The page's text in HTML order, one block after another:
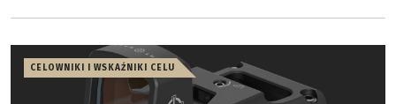
CELOWNIKI I WSKAŹNIKI CELU